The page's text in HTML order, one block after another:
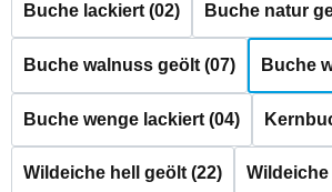
Buche lackiert (02) Buche natur
Buche walnuss geölt (07) Buche
Buche wenge lackiert (04)
Wildeiche hell geölt (22)